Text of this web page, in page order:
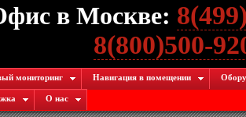
в Москве:
8(800)500-
мониторинг Навигация в помещении
О нас